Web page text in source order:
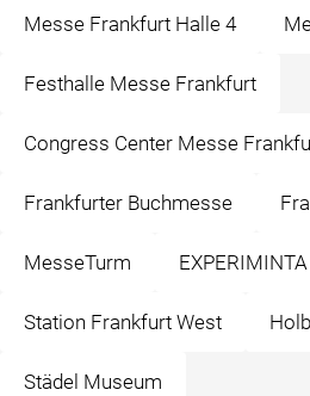
Messe Frankfurt Halle 4
Festhalle Messe Frankfurt
Congress Center Messe
Frankfurter Buchmesse
MesseTurm
Station Frankfurt West
Städel Museum